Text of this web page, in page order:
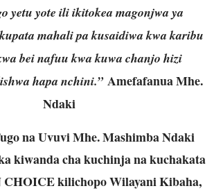
yetu yote ili ikitokea magonjwa ya
mahali pa kusaidiwa kwa karibu
bei nafuu kwa kuwa chanjo hizi
hapa nchini.”Amefafanua Mhe.
Ndaki
na Uvuvi Mhe. Mashimba Ndaki
kiwanda cha kuchinja na kuchakata
CHOICE kilichopo Wilayani Kibaha,